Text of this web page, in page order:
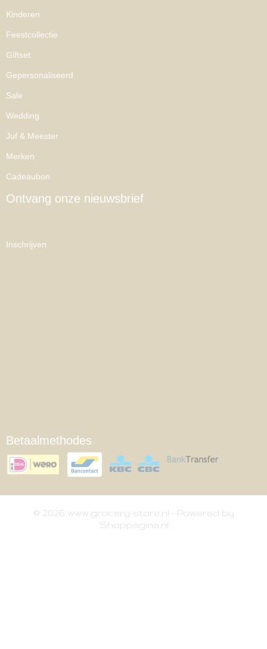
Kinderen
Feestcollectie
Giftset
Gepersonaliseerd
Sale
Wedding
Juf & Meester
Merken
Cadeaubon
Ontvang onze nieuwsbrief
Inschrijven
Betaalmethodes
© 2026 www.grocery-store.nl - Powered by
Shoppagina.nl